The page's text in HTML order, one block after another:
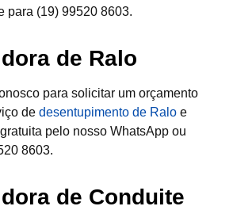
para (19) 99520 8603.
de Ralo
para solicitar um orçamento
de desentupimento de Ralo e
pelo nosso WhatsApp ou
8603.
de Conduite